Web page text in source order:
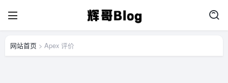
网站首页 > Apex 评价